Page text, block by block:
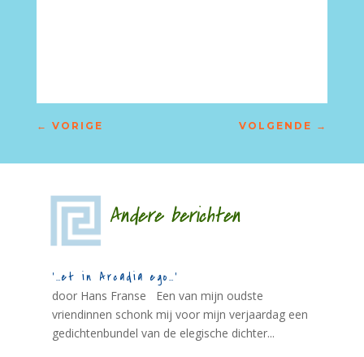
← VORIGE VOLGENDE →
Andere berichten
‘…et in Arcadia ego…’
door Hans Franse Een van mijn oudste
vriendinnen schonk mij voor mijn verjaardag een
gedichtenbundel van de elegische dichter...